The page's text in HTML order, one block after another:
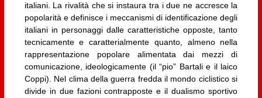
italiani. La rivalità che si instaura tra i due ne accresce la
popolarità e definisce i meccanismi di identificazione degli
italiani in personaggi dalle caratteristiche opposte, tanto
tecnicamente e caratterialmente quanto, almeno nella
rappresentazione popolare alimentata dai mezzi di
comunicazione, ideologicamente (il “pio” Bartali e il laico
Coppi). Nel clima della guerra fredda il mondo ciclistico si
divide in due fazioni contrapposte e il dualismo sportivo